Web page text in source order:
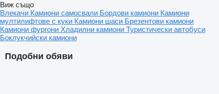
Подобни обяви
Виж също
Влекачи Камиони самосвали Бордови камиони Камиони
мултилифтове с куки Камиони шаси Брезентови камиони
Камиони фургони Хладилни камиони Туристически автобуси
Боклукчийски камиони